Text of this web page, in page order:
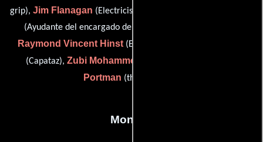
grip), Jim Flanagan (Electricista),
(Ayudante del encargado de equipamientos de cámara),
Raymond Vincent Hinst(Electricista),
(Capataz), Zubi Mohammed
Portman (third camera)
Montaje